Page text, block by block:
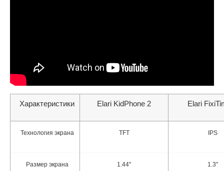
Характеристики Elari KidPhone 2 Elari
Технология экрана TFT IPS
Размер экрана 1.44" 1.3"